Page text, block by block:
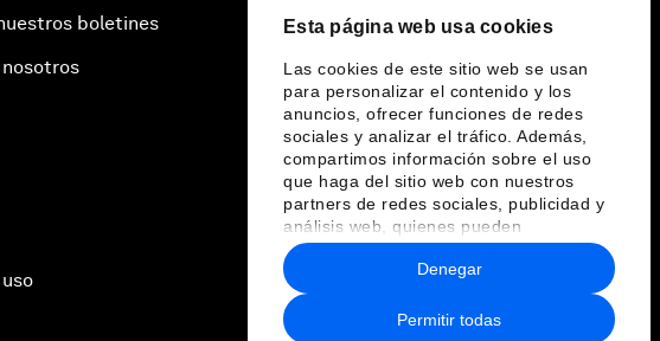
Esta página web usa cookies
Las cookies de este sitio web se usan
para personalizar el contenido y los
anuncios, ofrecer funciones de redes
sociales y analizar el tráfico. Además,
compartimos información sobre el uso
que haga del sitio web con nuestros
partners de redes sociales, publicidad y
análisis web, quienes pueden
combinarla con otra información que les
haya proporcionado o que hayan
recopilado a partir del uso que haya
hecho de sus servicios.
Permitir todas
Denegar
boletines